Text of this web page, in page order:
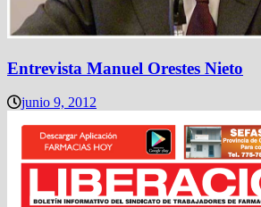
Entrevista Manuel Orestes Nieto
junio 9, 2012